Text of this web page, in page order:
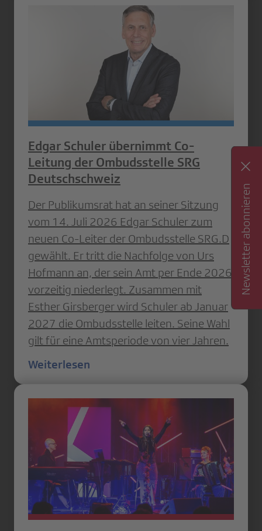
Edgar Schuler übernimmt Co-
Leitung der Ombudsstelle SRG
Deutschschweiz
Der Publikumsrat hat an seiner Sitzung
vom 14. Juli 2026 Edgar Schuler zum
neuen Co-Leiter der Ombudsstelle SRG.D
gewählt. Er tritt die Nachfolge von Urs
Hofmann an, der sein Amt per Ende 2026
vorzeitig niederlegt. Zusammen mit
Esther Girsberger wird Schuler ab Januar
2027 die Ombudsstelle leiten. Seine Wahl
gilt für eine Amtsperiode von vier Jahren.
Weiterlesen
Newsletter abonnieren